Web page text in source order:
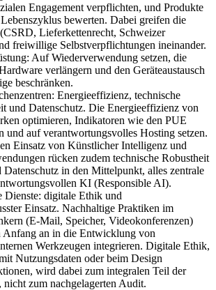
Engagement verpflichten, und Produkte
bewerten. Dabei greifen die
Lieferkettenrecht, Schweizer
freiwillige Selbstverpflichtungen ineinander.
Auf Wiederverwendung setzen, die
verlängern und den Geräteaustausch
beschränken.
Energieeffizienz, technische
und Datenschutz. Die Energieeffizienz von
optimieren, Indikatoren wie den PUE
und auf verantwortungsvolles Hosting setzen.
Einsatz von Künstlicher Intelligenz und
rücken zudem technische Robustheit
in den Mittelpunkt, alles zentrale
KI (Responsible AI).
Dienste: digitale Ethik und
Einsatz. Nachhaltige Praktiken im
(E-Mail, Speicher, Videokonferenzen)
Anfang an in die Entwicklung von
Werkzeugen integrieren. Digitale Ethik,
Nutzungsdaten oder beim Design
wird dabei zum integralen Teil der
zum nachgelagerten Audit.